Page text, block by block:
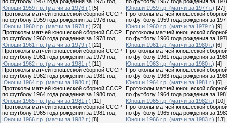
Юноши 1959 г.р. (матчи за 1976 г.) [5]
Протоколы матчей юношеской сборной СССР
по футболу 1959 года рождения за 1976 год
Юноши 1959 г.р. (матчи за 1977 г.) [27]
Протоколы матчей юношеской
по футболу 1959 года рождения за
Юноши 1960 г.р. (матчи за 1978 г.) [23]
Протоколы матчей юношеской сборной СССР
по футболу 1960 года рождения за 1978 год
Юноши 1960 г.р. (матчи за 1979 г.) [9]
Протоколы матчей юношеской
по футболу 1960 года рождения за
Юноши 1961 г.р. (матчи за 1979 г.) [22]
Протоколы матчей юношеской сборной СССР
по футболу 1961 года рождения за 1979 год
Юноши 1961 г.р. (матчи за 1980 г.) [6]
Протоколы матчей юношеской
по футболу 1961 года рождения за
Юноши 1962 г.р. (матчи за 1981 г.) [11]
Протоколы матчей юношеской сборной СССР
по футболу 1962 года рождения за 1981 год
Юноши 1963 г.р. (матчи за 1980 г.) [4]
Протоколы матчей юношеской
по футболу 1963 года рождения за
Юноши 1964 г.р. (матчи за 1980 г.) [8]
Протоколы матчей юношеской сборной СССР
по футболу 1964 года рождения за 1980 год
Юноши 1964 г.р. (матчи за 1981 г.) [6]
Протоколы матчей юношеской
по футболу 1964 года рождения за
Юноши 1965 г.р. (матчи за 1981 г.) [11]
Протоколы матчей юношеской сборной СССР
по футболу 1965 года рождения за 1981 год
Юноши 1965 г.р. (матчи за 1982 г.) [10]
Протоколы матчей юношеской
по футболу 1965 года рождения за
Юноши 1966 г.р. (матчи за 1982 г.) [8]
Юноши 1966 г.р. (матчи за 1983 г.) [13]